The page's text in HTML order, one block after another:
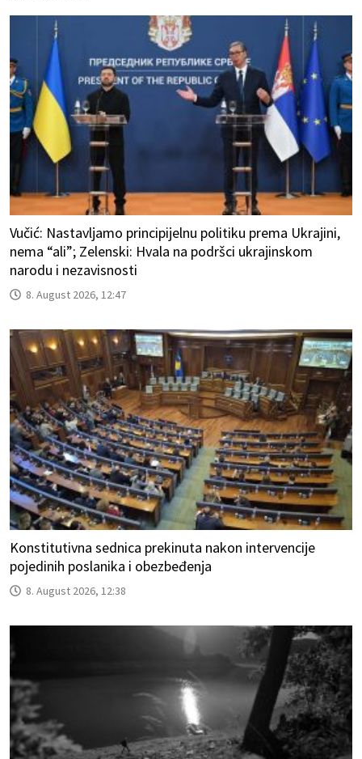
Vučić: Nastavljamo principijelnu politiku prema Ukrajini,
nema “ali”; Zelenski: Hvala na podršci ukrajinskom
narodu i nezavisnosti
8. August 2026, 12:47
Konstitutivna sednica prekinuta nakon intervencije
pojedinih poslanika i obezbeđenja
8. August 2026, 12:38